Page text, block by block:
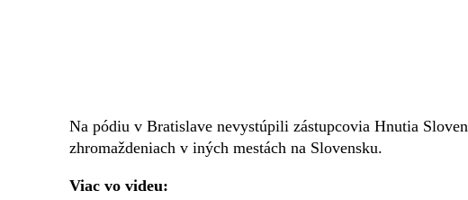
Na pódiu v Bratislave nevystúpili zástupcovia Hnutia
zhromaždeniach v iných mestách na Slovensku.
Viac vo videu: